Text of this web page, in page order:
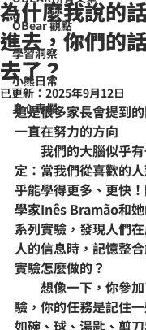
OBear 觀點
學習洞察
小熊日常
身心專欄
為什麼我說的
進去，你們的
去了？
已更新： 2025年9月12日
這是很多家長會提到
一直在努力的方向
我們的大腦似乎有
定：當我們從喜歡的
乎能學得更多、更快
學家Inês Bramão和
系列實驗，發現人們
人的信息時，記憶整
實驗怎麼做的？
想像一下，你參加
驗，你的任務是記住
如碗、球、湯匙、剪